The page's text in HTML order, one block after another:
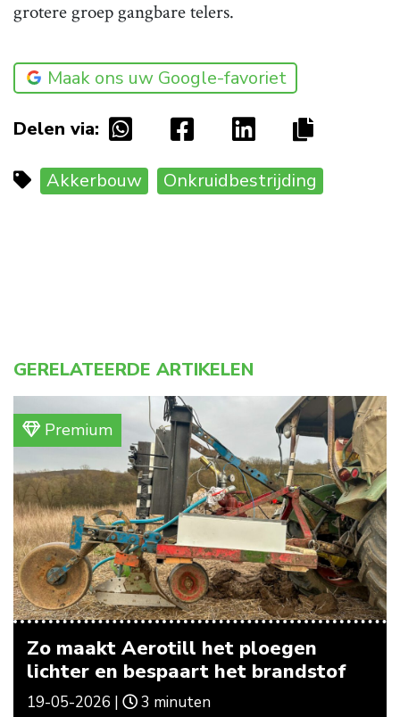
grotere groep gangbare telers.
Maak ons uw Google-favoriet
Delen via:
Akkerbouw Onkruidbestrijding
GERELATEERDE ARTIKELEN
Premium
Zo maakt Aerotill het ploegen
lichter en bespaart het brandstof
19-05-2026 | 3 minuten